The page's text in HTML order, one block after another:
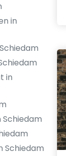
in
in
Schiedam